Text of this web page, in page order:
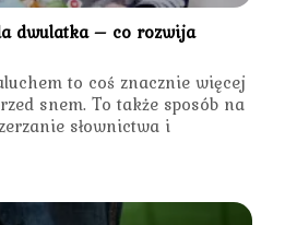
dwulatka – co rozwija
to coś znacznie więcej
snem. To także sposób na
słownictwa i